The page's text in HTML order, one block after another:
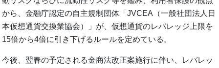
から、金融庁認定の自主規制団体「JVCEA（一般社団法人日
本仮想通貨交換業協会）」が、仮想通貨のレバレッジ上限を
15倍から4倍に引き下げるルールを定めている。
今後、翌春の予定される金商法改正案施行に伴い、レバレッ